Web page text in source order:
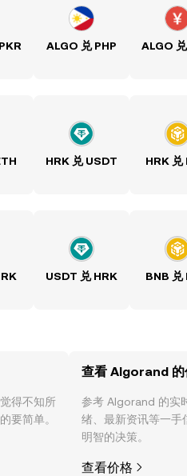
ALGO 兑 PHP ALGO
HRK 兑 USDT HRK 兑
USDT 兑 HRK BNB 兑
得不知所
要简单。
查看 Algorand 的
参考 Algorand 的实
绪、最新资讯等一手
明智的决策。
查看价格